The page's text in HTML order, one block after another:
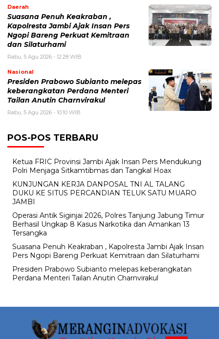
Daerah
Suasana Penuh Keakraban ,
Kapolresta Jambi Ajak Insan Pers
Ngopi Bareng Perkuat Kemitraan
dan Silaturhami
Rabu, 5 Agu 2026 - 12:28 WIB
Nasional
Presiden Prabowo Subianto melepas
keberangkatan Perdana Menteri
Tailan Anutin Charnvirakul
Rabu, 5 Agu 2026 - 10:10 WIB
POS-POS TERBARU
Ketua FRIC Provinsi Jambi Ajak Insan Pers Mendukung
Polri Menjaga Sitkamtibmas dan Tangkal Hoax
KUNJUNGAN KERJA DANPOSAL TNI AL TALANG
DUKU KE SITUS PERCANDIAN TELUK SATU MUARO
JAMBI
Operasi Antik Siginjai 2026, Polres Tanjung Jabung Timur
Berhasil Ungkap 8 Kasus Narkotika dan Amankan 13
Tersangka
Suasana Penuh Keakraban , Kapolresta Jambi Ajak Insan
Pers Ngopi Bareng Perkuat Kemitraan dan Silaturhami
Presiden Prabowo Subianto melepas keberangkatan
Perdana Menteri Tailan Anutin Charnvirakul